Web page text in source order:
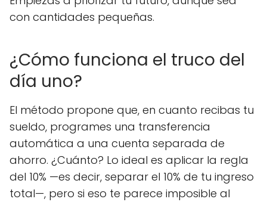
con cantidades pequeñas.
¿Cómo funciona el truco del
día uno?
El método propone que, en cuanto recibas tu
sueldo, programes una transferencia
automática a una cuenta separada de
ahorro. ¿Cuánto? Lo ideal es aplicar la regla
del 10% —es decir, separar el 10% de tu ingreso
total—, pero si eso te parece imposible al